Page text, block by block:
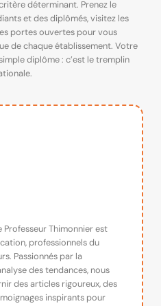
déterminant. Prenez le
et des diplômés, visitez les
portes ouvertes pour vous
de chaque établissement. Votre
diplôme : c’est le tremplin
Professeur Thimonnier est
professionnels du
Passionnés par la
des tendances, nous
des articles rigoureux, des
inspirants pour